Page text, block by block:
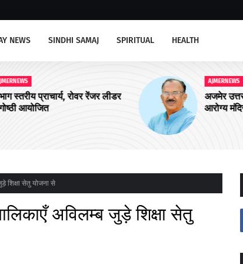
NEWS SINDHI SAMAJ SPIRITUAL HEALTH
अजमेर उत्तर को चार और आयुष्मान शहरी
शिक्षा सेतु योजना से
अविलम्ब जुड़े शिक्षा सेतु